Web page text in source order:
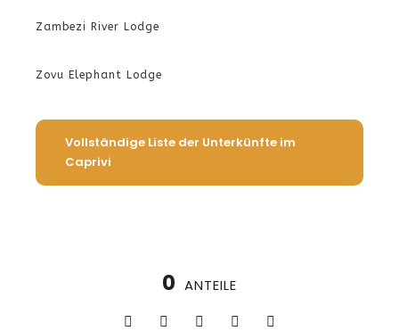
Zambezi River Lodge
Zovu Elephant Lodge
Vollständige Liste der Unterkünfte im
Caprivi
0 ANTEILE